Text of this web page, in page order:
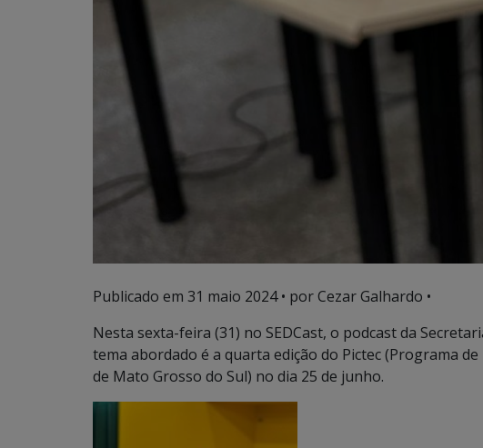
Publicado em 31 maio 2024• por Cezar Galhardo •
Nesta sexta-feira (31) no SEDCast, o podcast da
tema abordado é a quarta edição do Pictec (Programa
de Mato Grosso do Sul) no dia 25 de junho.